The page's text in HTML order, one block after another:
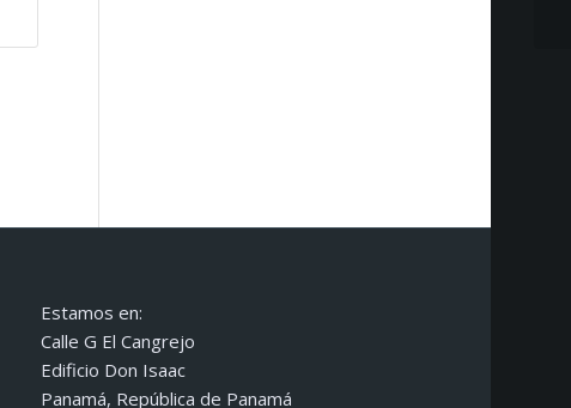
Estamos en:
Calle G El Cangrejo
Edificio Don Isaac
Panamá, República de Panamá